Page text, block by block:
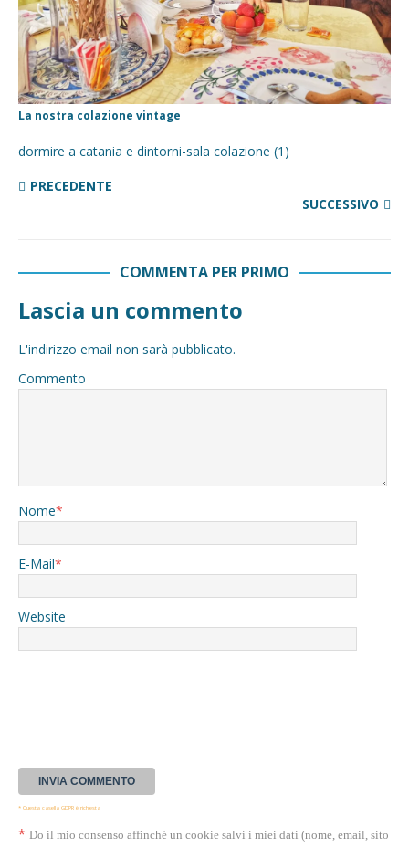
La nostra colazione vintage
dormire a catania e dintorni-sala colazione (1)
PRECEDENTE
SUCCESSIVO
COMMENTA PER PRIMO
Lascia un commento
L'indirizzo email non sarà pubblicato.
Commento
Nome*
E-Mail*
Website
* Questa casella GDPR è richiesta
* Do il mio consenso affinché un cookie salvi i miei dati (nome, email, sito